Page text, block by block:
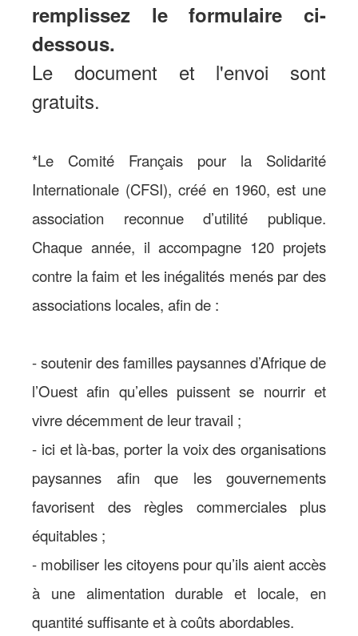
remplissez le formulaire ci-
dessous.
Le document et l'envoi sont
gratuits.
*Le Comité Français pour la Solidarité
Internationale (CFSI), créé en 1960, est une
association reconnue d’utilité publique.
Chaque année, il accompagne 120 projets
contre la faim et les inégalités menés par des
associations locales, afin de :
- soutenir des familles paysannes d’Afrique de
l’Ouest afin qu’elles puissent se nourrir et
vivre décemment de leur travail ;
- ici et là-bas, porter la voix des organisations
paysannes afin que les gouvernements
favorisent des règles commerciales plus
équitables ;
- mobiliser les citoyens pour qu’ils aient accès
à une alimentation durable et locale, en
quantité suffisante et à coûts abordables.